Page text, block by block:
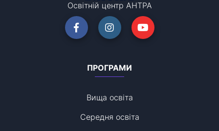
Освітній центр АНТРА
ПРОГРАМИ
Вища освіта
Середня освіта